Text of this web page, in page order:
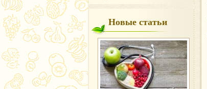
Новые статьи